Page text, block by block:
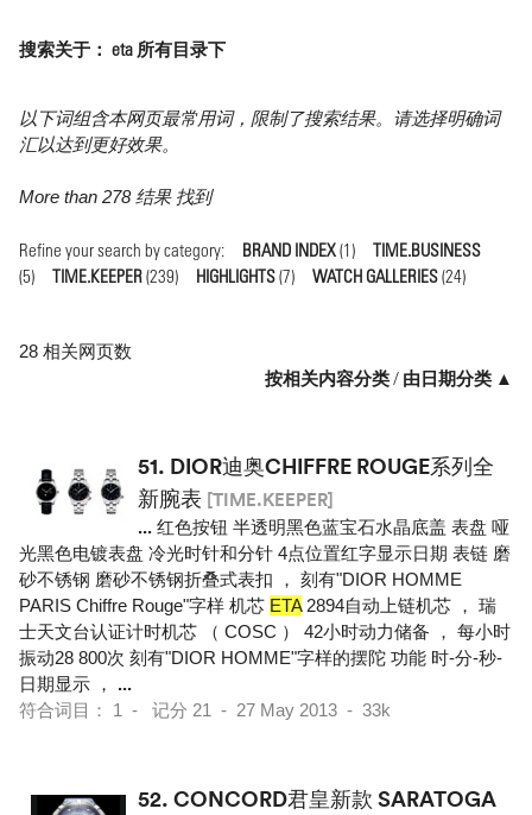
搜索关于： eta 所有目录下
以下词组含本网页最常用词，限制了搜索结果。请选择明确词
汇以达到更好效果。
More than 278 结果 找到
Refine your search by category: BRAND INDEX(1)
TIME.BUSINESS
(5)
TIME.KEEPER(239) HIGHLIGHTS(7) WATCH GALLERIES(24)
28 相关网页数
按相关内容分类/ 由日期分类 ▲
51. DIOR迪奥CHIFFRE ROUGE系列全
新腕表 [TIME.KEEPER]
... 红色按钮 半透明黑色蓝宝石水晶底盖 表盘 哑
光黑色电镀表盘 冷光时针和分针 4点位置红字显示日期 表链 磨
砂不锈钢 磨砂不锈钢折叠式表扣 ， 刻有"DIOR HOMME
PARIS Chiffre Rouge"字样 机芯 ETA2894自动上链机芯 ， 瑞
士天文台认证计时机芯 （ COSC ） 42小时动力储备 ， 每小时
振动28 800次 刻有"DIOR HOMME"字样的摆陀 功能 时-分-秒-
日期显示 ， ...
符合词目： 1 - 记分 21 - 27 May 2013 - 33k
52. CONCORD君皇新款 SARATOGA